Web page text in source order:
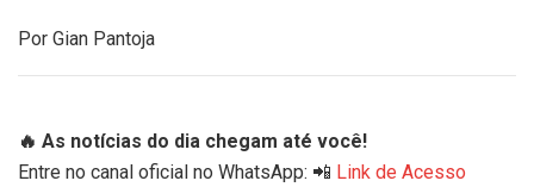
Por Gian Pantoja
🔥 As notícias do dia chegam até você!
Entre no canal oficial no WhatsApp: 📲 Link de Acesso